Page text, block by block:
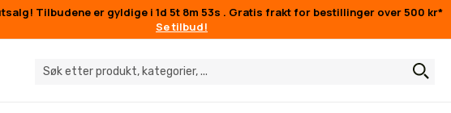
Tilbudene er gyldige i 1d 5t 8m 52s . Gratis frakt for bestillinger over 500 kr*
Se tilbud!